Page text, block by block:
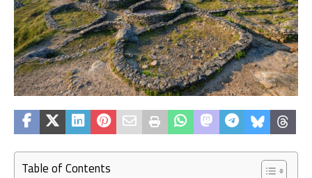
Table of Contents